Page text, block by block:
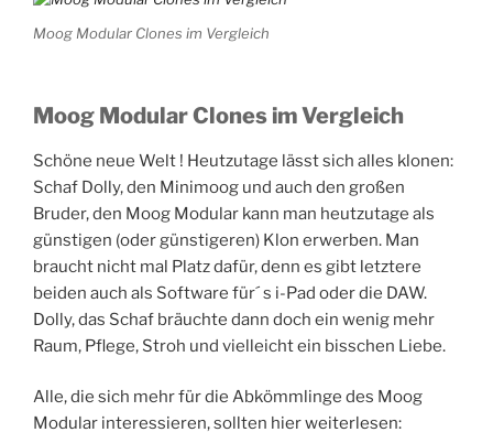
Moog Modular Clones im Vergleich
Moog Modular Clones im Vergleich
Schöne neue Welt ! Heutzutage lässt sich alles klonen:
Schaf Dolly, den Minimoog und auch den großen
Bruder, den Moog Modular kann man heutzutage als
günstigen (oder günstigeren) Klon erwerben. Man
braucht nicht mal Platz dafür, denn es gibt letztere
beiden auch als Software für´ s i-Pad oder die DAW.
Dolly, das Schaf bräuchte dann doch ein wenig mehr
Raum, Pflege, Stroh und vielleicht ein bisschen Liebe.
Alle, die sich mehr für die Abkömmlinge des Moog
Modular interessieren, sollten hier weiterlesen: